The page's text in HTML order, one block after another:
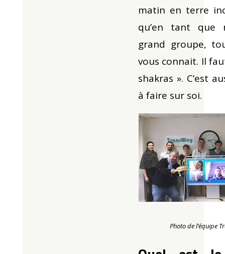
matin en terre
qu’en tant que
grand groupe,
vous connait. Il
shakras ». C’est
à faire sur soi.
Photo de l’équipe